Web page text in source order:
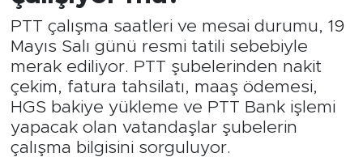
PTT çalışma saatleri ve mesai durumu, 19
Mayıs Salı günü resmi tatili sebebiyle
merak ediliyor. PTT şubelerinden nakit
çekim, fatura tahsilatı, maaş ödemesi,
HGS bakiye yükleme ve PTT Bank işlemi
yapacak olan vatandaşlar şubelerin
çalışma bilgisini sorguluyor.
Tüm Manşetler
Son Dakika Haberleri
Haber Arşivi